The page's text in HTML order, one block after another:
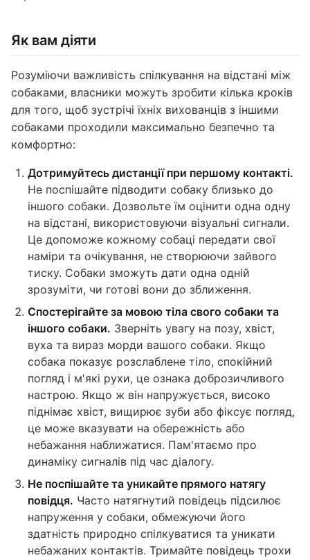
Як вам діяти
Розуміючи важливість спілкування на відстані між
собаками, власники можуть зробити кілька кроків
для того, щоб зустрічі їхніх вихованців з іншими
собаками проходили максимально безпечно та
комфортно:
Дотримуйтесь дистанції при першому контакті.
Не поспішайте підводити собаку близько до
іншого собаки. Дозвольте їм оцінити одна одну
на відстані, використовуючи візуальні сигнали.
Це допоможе кожному собаці передати свої
наміри та очікування, не створюючи зайвого
тиску. Собаки зможуть дати одна одній
зрозуміти, чи готові вони до зближення.
Спостерігайте за мовою тіла свого собаки та
іншого собаки. Зверніть увагу на позу, хвіст,
вуха та вираз морди вашого собаки. Якщо
собака показує розслаблене тіло, спокійний
погляд і м'які рухи, це ознака доброзичливого
настрою. Якщо ж він напружується, високо
піднімає хвіст, вищирює зуби або фіксує погляд,
це може вказувати на обережність або
небажання наближатися. Пам'ятаємо про
динаміку сигналів під час діалогу.
Не поспішайте та уникайте прямого натягу
повідця. Часто натягнутий повідець підсилює
напруження у собаки, обмежуючи його
здатність природно спілкуватися та уникати
небажаних контактів. Тримайте повідець трохи